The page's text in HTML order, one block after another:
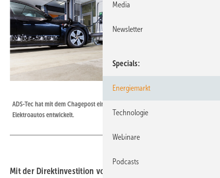
ADS-Tec hat mit dem Chagepost eine speichergestützte Ladestation für
Elektroautos entwickelt.
Mit der Direktinvestition von Svelland hat ADS-Tec mehr
Media
Newsletter
Specials
Energiemarkt
Technologie
Webinare
Podcasts